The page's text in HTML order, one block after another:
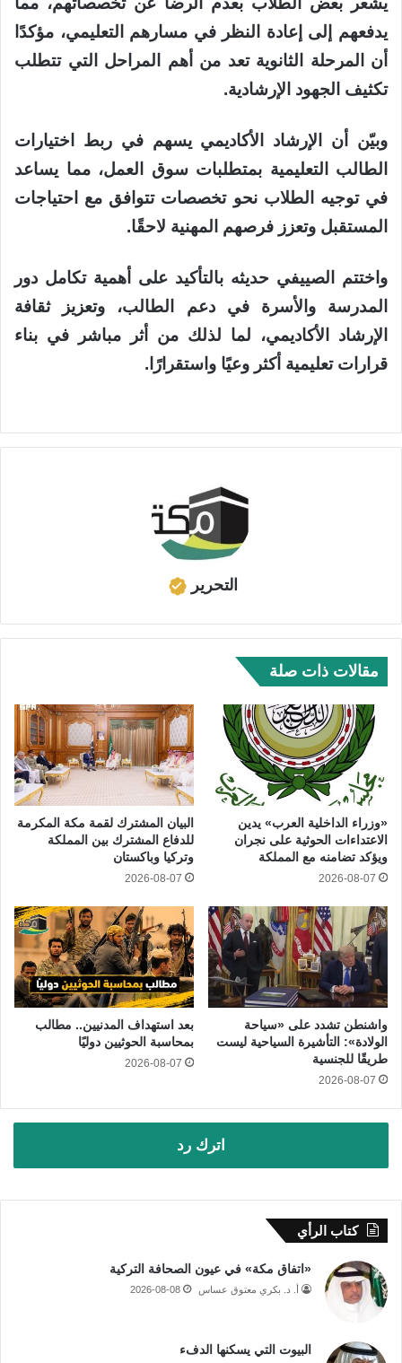
يدفعهم إلى إعادة النظر في مسارهم التعليمي، مؤكدًا
أن المرحلة الثانوية تعد من أهم المراحل التي تتطلب
تكثيف الجهود الإرشادية.
وبيّن أن الإرشاد الأكاديمي يسهم في ربط اختيارات
الطالب التعليمية بمتطلبات سوق العمل، مما يساعد
في توجيه الطلاب نحو تخصصات تتوافق مع احتياجات
المستقبل وتعزز فرصهم المهنية لاحقًا.
واختتم الصييفي حديثه بالتأكيد على أهمية تكامل دور
المدرسة والأسرة في دعم الطالب، وتعزيز ثقافة
الإرشاد الأكاديمي، لما لذلك من أثر مباشر في بناء
قرارات تعليمية أكثر وعيًا واستقرارًا.
التحرير
مقالات ذات صلة
«وزراء الداخلية العرب» يدين
الاعتداءات الحوثية على نجران
ويؤكد تضامنه مع المملكة
2026-08-07
البيان المشترك لقمة مكة المكرمة
للدفاع المشترك بين المملكة
وتركيا وباكستان
2026-08-07
واشنطن تشدد على «سياحة
الولادة»: التأشيرة السياحية ليست
طريقًا للجنسية
2026-08-07
بعد استهداف المدنيين.. مطالب
بمحاسبة الحوثيين دوليًا
2026-08-07
اترك رد
كتاب الرأي
«اتفاق مكة» في عيون الصحافة التركية
أ. د. بكري معتوق عساس 2026-08-08
البيوت التي يسكنها الدفء